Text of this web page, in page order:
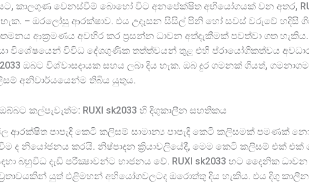
කාලගුණ වෙනස්වීම් බොහෝ විට අනපේක්ෂිත අභියෝගයක් වන අතර,
හැක. – ඔරලෝසු ආරක්ෂාව. එය උදෑසන සිසිල් පිනි හෝ සවස් වරුවේ
ආක්‍රමණය අවහිර කර ප්‍රසන්න ධාවන අත්දැකීමක් පවත්වා ගත
විශේෂයෙන් විවිධ දේශගුණික තත්ත්වයන් තුළ එහි ප්රායෝගිකත්වය
ඔබට විශ්වාසදායක සහය ලබා දිය හැක. ඔබ දුර ගමනක් ගියත්,
අනිවාර්යයෙන්ම තිබිය යුතුය.
කල්පැවැත්ම: RUXI sk2033 හි දිගුකාලීන සහතිකය
ජල ආරක්ෂිත පාපැදි කෙටි කලිසම් සාමාන්‍ය පාපැදි කෙටි කලිසමක් පමණක්
ද නියෝජනය කරයි. නිෂ්පාදන ක්‍රියාවලියේදී, මෙම කෙටි කලිසම් එක්
බහුවිධ දැඩි පරීක්‍ෂාවන්ට භාජනය වේ. RUXI sk2033 හට දෛනික
යුත් එළිමහන් අභියෝගවලටද ඔරොත්තු දිය හැකිය. එය දිගු